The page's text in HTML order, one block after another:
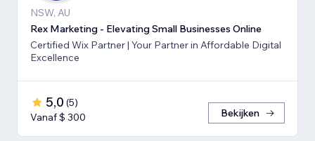
NSW, AU
Rex Marketing - Elevating Small Businesses Online
Certified Wix Partner | Your Partner in Affordable Digital
Excellence
5,0 (5)
Vanaf $ 300
Bekijken